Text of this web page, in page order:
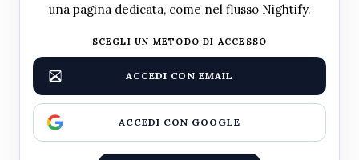
una pagina dedicata, come nel flusso Nightify.
SCEGLI UN METODO DI ACCESSO
ACCEDI CON EMAIL
ACCEDI CON GOOGLE